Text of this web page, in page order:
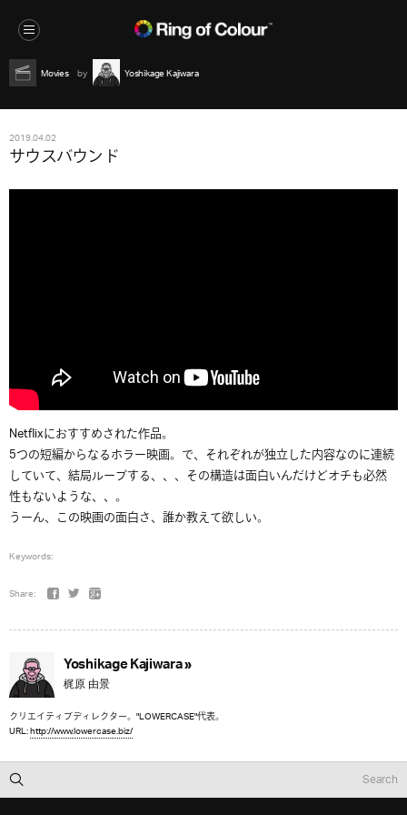
Movies Yoshikage Kajiwara
2019.04.02
サウスバウンド
Netflixにおすすめされた作品。
5つの短編からなるホラー映画。で、それぞれが独立した内容なのに連続
していて、結局ループする、、、その構造は面白いんだけどオチも必然
性もないような、、。
うーん、この映画の面白さ、誰か教えて欲しい。
Keywords:
Share:
Yoshikage Kajiwara »
梶原 由景
クリエイティブディレクター。"LOWERCASE"代表。
URL:http://www.lowercase.biz/